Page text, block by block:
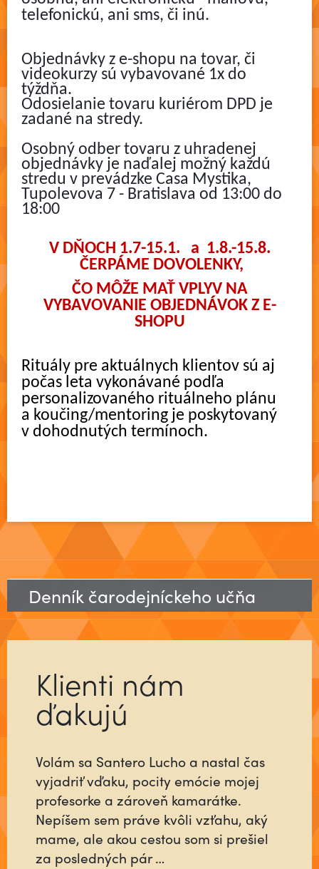
telefonickú, ani sms, či inú.
Objednávky z e-shopu na tovar, či
videokurzy sú vybavované 1x do
týždňa.
Odosielanie tovaru kuriérom DPD je
zadané na stredy.
Osobný odber tovaru z uhradenej
objednávky je naďalej možný každú
stredu v prevádzke Casa Mystika,
Tupolevova 7 - Bratislava od 13:00 do
18:00
V DŇOCH 1.7-15.1. a 1.8.-15.8.
ČERPÁME DOVOLENKY,
ČO MÔŽE MAŤ VPLYV NA
VYBAVOVANIE OBJEDNÁVOK Z E-
SHOPU
Rituály pre aktuálnych klientov sú aj
počas leta vykonávané podľa
personalizovaného rituálneho plánu
a koučing/mentoring je poskytovaný
v dohodnutých termínoch.
Denník čarodejníckeho učňa
Klienti nám
ďakujú
Volám sa Santero Lucho a nastal čas
vyjadriť vďaku, pocity emócie mojej
profesorke a zároveň kamarátke.
Nepíšem sem práve kvôli vzťahu, aký
mame, ale akou cestou som si prešiel
za posledných pár …
Už ste niekedy stretli človeka, ktorý sa
pre vás do niečoho vloží tak, ako keby
šlo o jeho najbližších alebo o neho
samého? Ktorý nebude rátať čas, ani
energiu minutú vo váš prospech, ale
pôjde na …